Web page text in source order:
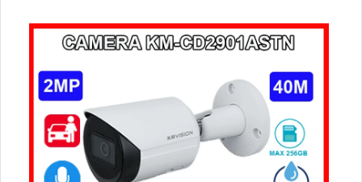
bạn kiểm soát an toàn dù ở bất cứ đâu...